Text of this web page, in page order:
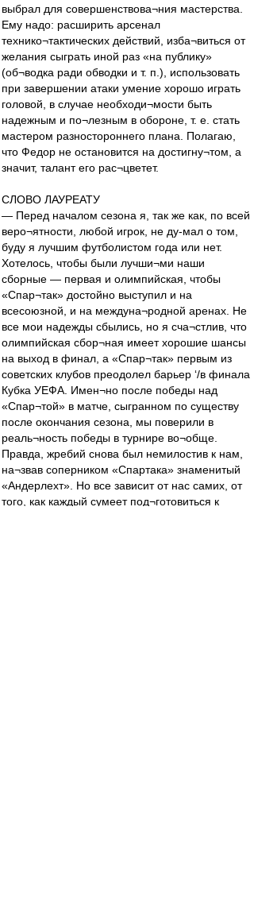
выбрал для совершенствова¬ния мастерства.
Ему надо: расширить арсенал
технико¬тактических действий, изба¬виться от
желания сыграть иной раз «на публику»
(об¬водка ради обводки и т. п.), использовать
при завершении атаки умение хорошо играть
головой, в случае необходи¬мости быть
надежным и по¬лезным в обороне, т. е. стать
мастером разностороннего плана. Полагаю,
что Федор не остановится на достигну¬том, а
значит, талант его рас¬цветет.
СЛОВО ЛАУРЕАТУ
— Перед началом сезона я, так же как, по всей
веро¬ятности, любой игрок, не ду-мал о том,
буду я лучшим футболистом года или нет.
Хотелось, чтобы были лучши¬ми наши
сборные — первая и олимпийская, чтобы
«Спар¬так» достойно выступил и на
всесоюзной, и на междуна¬родной аренах. Не
все мои надежды сбылись, но я сча¬стлив, что
олимпийская сбор¬ная имеет хорошие шансы
на выход в финал, а «Спар¬так» первым из
советских клубов преодолел барьер ‘/в финала
Кубка УЕФА. Имен¬но после победы над
«Спар¬той» в матче, сыгранном по существу
после окончания сезона, мы поверили в
реаль¬ность победы в турнире во¬обще.
Правда, жребий снова был немилостив к нам,
на¬звав соперником «Спартака» знаменитый
«Андерлехт». Но все зависит от нас самих, от
того, как каждый сумеет под¬готовиться к